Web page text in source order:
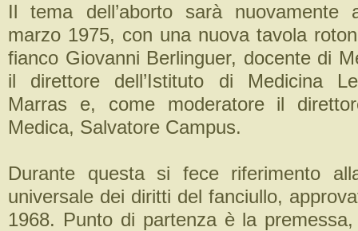
Il tema dell’aborto sarà nuovamente
marzo 1975, con una nuova tavola
fianco Giovanni Berlinguer, docente di
il direttore dell’Istituto di Medicina
Marras e, come moderatore il
Medica, Salvatore Campus.
Durante questa si fece riferimento
universale dei diritti del fanciullo,
1968. Punto di partenza è la